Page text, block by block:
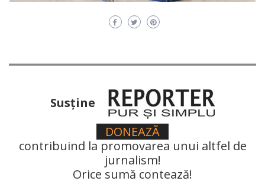
Susţine
DONEAZÃ
contribuind la promovarea unui altfel de
jurnalism!
Orice sumă contează!